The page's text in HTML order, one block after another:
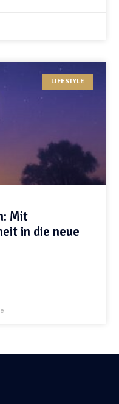
LIFESTYLE
Mit
in die neue